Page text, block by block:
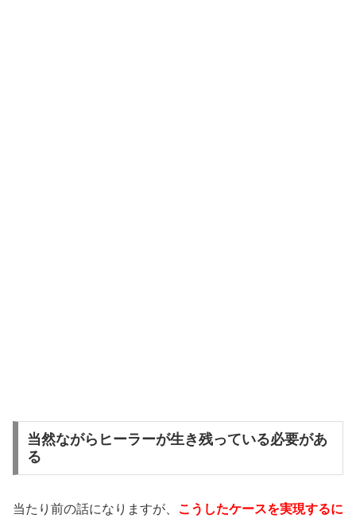
当然ながらヒーラーが生き残っている必要があ
る
当たり前の話になりますが、 こうしたケースを実現するに